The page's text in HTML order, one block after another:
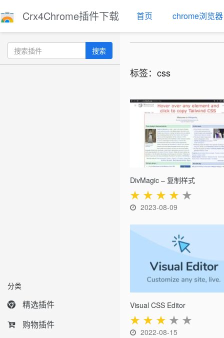
Crx4Chrome插件下载 首页 chrome浏览器
搜索
分类
精选插件
购物插件
标签：css
DivMagic – 复制样式
★ ★ ★ ★ ★
2023-08-09
Visual CSS Editor
★ ★ ★ ★ ★
2022-08-15